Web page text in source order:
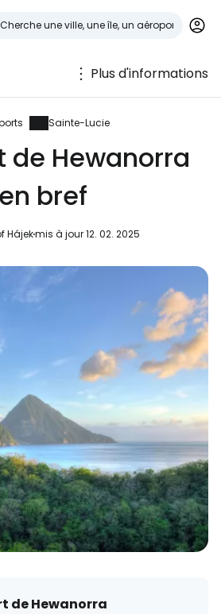
Plus d'informations
Sainte-Lucie
de Hewanorra
en bref
Hájekmis à jour 12. 02. 2025
de Hewanorra
à
mondiale des voyageurs
avec Facebook
avec le courrier
électronique